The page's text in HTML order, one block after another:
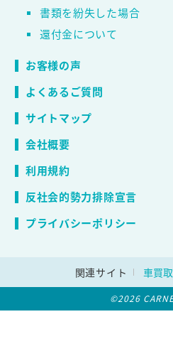
書類を紛失した場合
還付金について
お客様の声
よくあるご質問
サイトマップ
会社概要
利用規約
反社会的勢力排除宣言
プライバシーポリシー
関連サイト 車買
©2026